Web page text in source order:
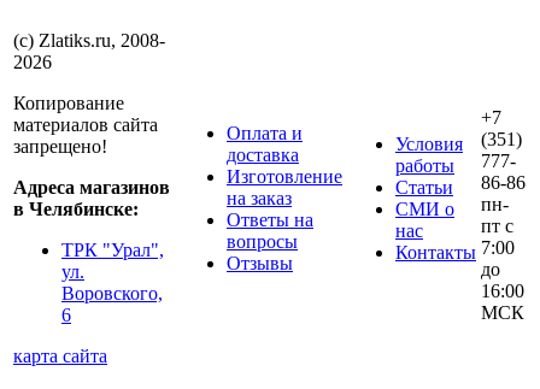
(с) Zlatiks.ru, 2008-
2026
Копирование
материалов сайта
запрещено!
Адреса магазинов
в Челябинске:
ТРК "Урал",
ул.
Воровского,
6
карта сайта
Оплата и
доставка
Изготовление
на заказ
Ответы на
вопросы
Отзывы
Условия
работы
Статьи
СМИ о
нас
Контакты
+7
(351)
777-
86-86
пн-
пт с
7:00
до
16:00
МСК